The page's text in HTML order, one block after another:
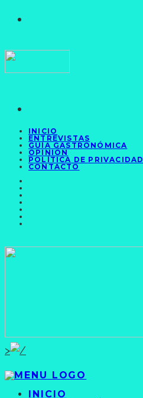
INICIO
ENTREVISTAS
GUÍA GASTRONÓMICA
OPINIÓN
POLÍTICA DE PRIVACIDAD
CONTACTO
>
INICIO